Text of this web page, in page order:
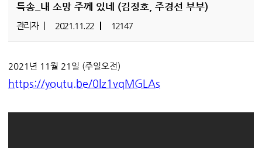
특송_내 소망 주께 있네 (김정호, 주경선 부부)
관리자 2021.11.22 12147
2021년 11월 21일 (주일오전)
https://youtu.be/0lz1vqMGLAs